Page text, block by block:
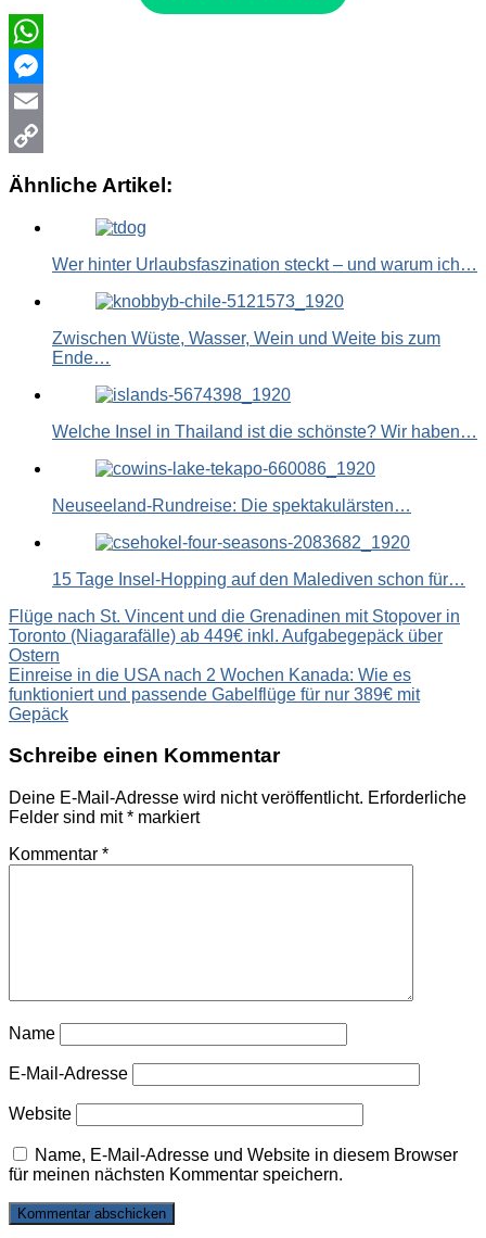
WhatsApp
Messenger
Email
Ähnliche Artikel:
Wer hinter Urlaubsfaszination steckt – und warum ich…
Zwischen Wüste, Wasser, Wein und Weite bis zum
Ende…
Welche Insel in Thailand ist die schönste? Wir haben…
Neuseeland-Rundreise: Die spektakulärsten…
15 Tage Insel-Hopping auf den Malediven schon für…
Beitragsnavigation
Flüge nach St. Vincent und die Grenadinen mit Stopover in
Toronto (Niagarafälle) ab 449€ inkl. Aufgabegepäck über
Ostern
Einreise in die USA nach 2 Wochen Kanada: Wie es
funktioniert und passende Gabelflüge für nur 389€ mit
Gepäck
Schreibe einen Kommentar
Deine E-Mail-Adresse wird nicht veröffentlicht. Erforderliche
Felder sind mit* markiert
Kommentar *
Name
E-Mail-Adresse
Website
Name, E-Mail-Adresse und Website in diesem Browser
für meinen nächsten Kommentar speichern.